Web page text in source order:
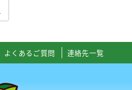
よくあるご質問 連絡先一覧